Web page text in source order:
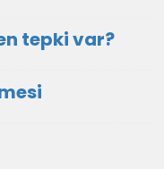
tepki var?